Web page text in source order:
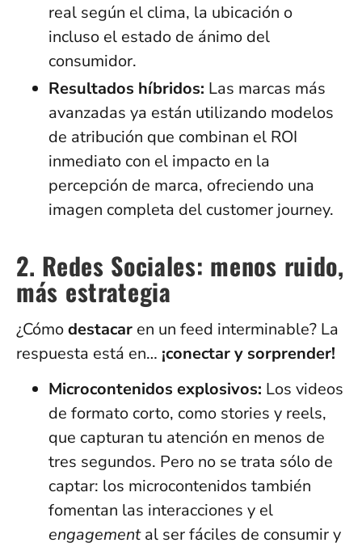
real según el clima, la ubicación o
incluso el estado de ánimo del
consumidor.
Resultados híbridos: Las marcas más
avanzadas ya están utilizando modelos
de atribución que combinan el ROI
inmediato con el impacto en la
percepción de marca, ofreciendo una
imagen completa del customer journey.
2. Redes Sociales: menos ruido,
más estrategia
¿Cómodestacar en un feed interminable? La
respuesta está en… ¡conectar y sorprender!
Microcontenidos explosivos: Los videos
de formato corto, como stories y reels,
que capturan tu atención en menos de
tres segundos. Pero no se trata sólo de
captar: los microcontenidos también
fomentan las interacciones y el
engagemental ser fáciles de consumir y